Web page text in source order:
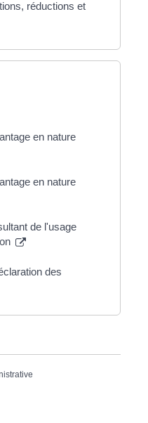
réductions et
en nature
en nature
de l'usage
des